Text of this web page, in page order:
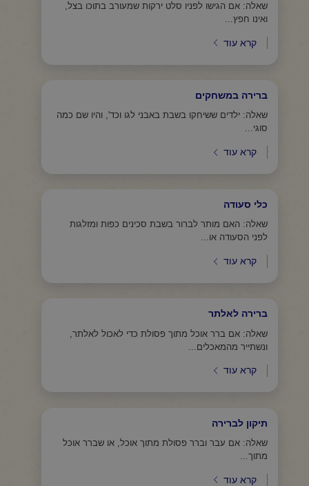
שאלה: אם הגישו לפניו סלט ירקות שמעורב בתוכו בצל,
ואינו חפץ...
קרא עוד
ברירה במשחקים
שאלה: ילדים ששיחקו בשבת באבני לגו וכד', והיו שם כמה
סוגי...
קרא עוד
כלי סעודה
שאלה: האם מותר לברור בשבת סכינים כפות ומזלגות
לפני הסעודה או...
קרא עוד
ברירה לאלתר
שאלה: אם ברר אוכל מתוך פסולת כדי לאכול לאלתר,
ונשתייר מהמאכלים...
קרא עוד
תיקון לברירה
שאלה: אם עבר וברר פסולת מתוך אוכל, או שברר אוכל
מתוך...
קרא עוד